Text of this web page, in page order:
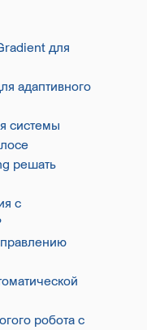
для
адаптивного
системы
решать
с
робота с